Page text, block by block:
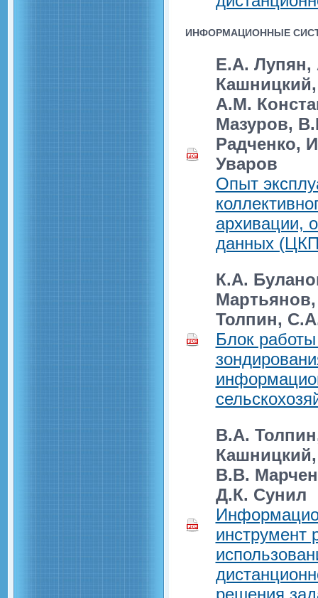
ИНФОРМАЦИОННЫЕ
E.А.
А.М.
Мазуров,
Радченко,
Уваров
Опыт
архивации,
данных
К.А.
Толпин,
Блок
В.А.
В.В.
Д.К. Сунил
инструмент
решения